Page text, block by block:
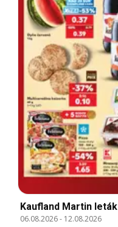
Kaufland Martin leták
06.08.2026- 12.08.2026